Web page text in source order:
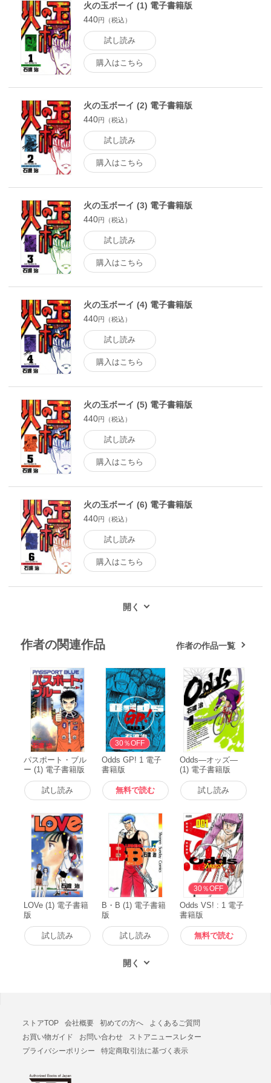
火の玉ボーイ (1) 電子書籍版
440円（税込）
試し読み
購入はこちら
火の玉ボーイ (2) 電子書籍版
440円（税込）
試し読み
購入はこちら
火の玉ボーイ (3) 電子書籍版
440円（税込）
試し読み
購入はこちら
火の玉ボーイ (4) 電子書籍版
440円（税込）
試し読み
購入はこちら
火の玉ボーイ (5) 電子書籍版
440円（税込）
試し読み
購入はこちら
火の玉ボーイ (6) 電子書籍版
440円（税込）
試し読み
購入はこちら
作者の関連作品 作者の作品一覧
パスポート・ブル
ー (1) 電子書籍版
試し読み
無料
30％OFF
Odds GP! 1 電子
書籍版
無料で読む
Odds―オッズ―
(1) 電子書籍版
試し読み
LOVe (1) 電子書籍
版
試し読み
B・B (1) 電子書籍
版
試し読み
無料
30％OFF
Odds VS! : 1 電子
書籍版
無料で読む
ストアTOP 会社概要 初めての方へ
よくあるご質問
お買い物ガイド
お問い合わせ
ストアニュースレター
プライバシーポリシー
特定商取引法に基づく表示